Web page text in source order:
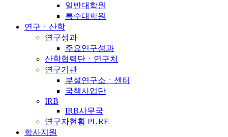
일반대학원
특수대학원
연구ㆍ산학
연구성과
주요연구성과
산학협력단ㆍ연구처
연구기관
부설연구소ㆍ센터
국책사업단
IRB
IRB사무국
연구자현황 PURE
학사지원